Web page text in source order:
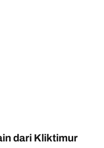
dari Kliktimur